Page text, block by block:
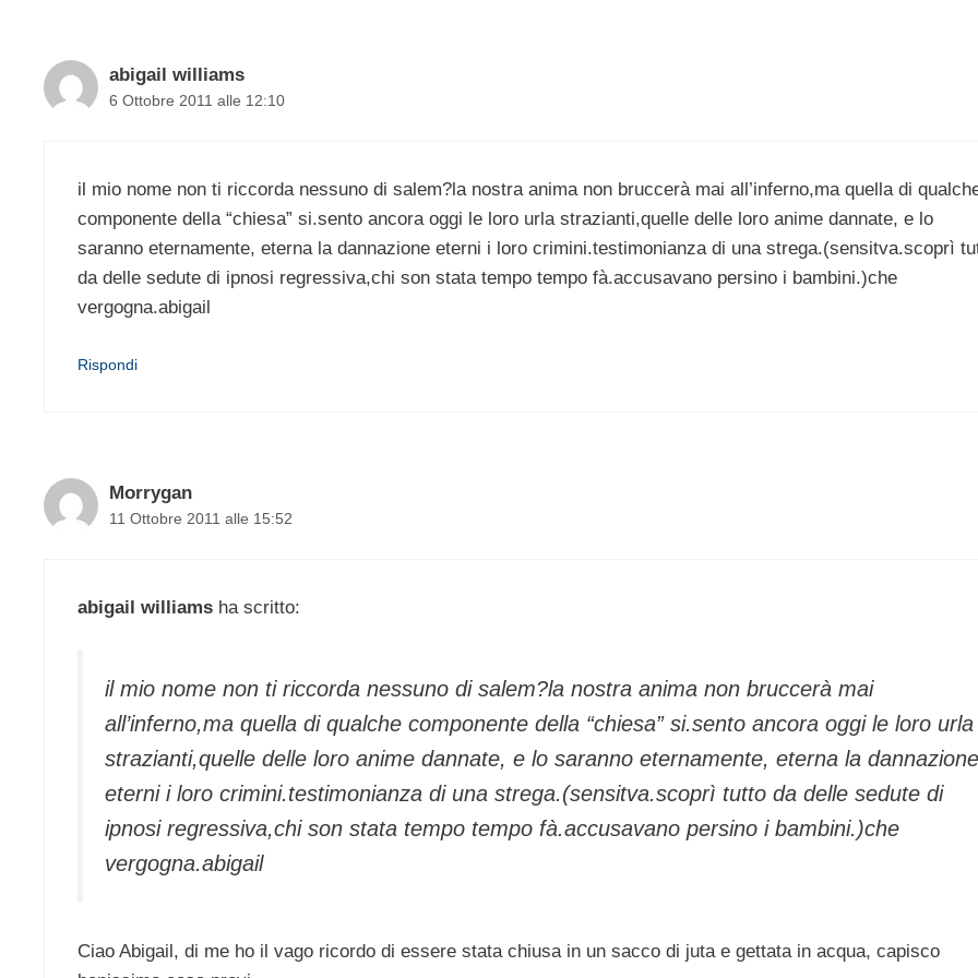
abigail williams
6 Ottobre 2011 alle 12:10
il mio nome non ti riccorda nessuno di salem?la nostra anima non bruccerà mai all’inferno,ma quella di
componente della “chiesa” si.sento ancora oggi le loro urla strazianti,quelle delle loro anime dannate, e lo
saranno eternamente, eterna la dannazione eterni i loro crimini.testimonianza di una strega.(sensitva.scoprì
da delle sedute di ipnosi regressiva,chi son stata tempo tempo fà.accusavano persino i bambini.)che
vergogna.abigail
Rispondi
Morrygan
11 Ottobre 2011 alle 15:52
abigail williams ha scritto:
il mio nome non ti riccorda nessuno di salem?la nostra anima non bruccerà mai
all’inferno,ma quella di qualche componente della “chiesa” si.sento ancora oggi le loro urla
strazianti,quelle delle loro anime dannate, e lo saranno eternamente, eterna la dannazione
eterni i loro crimini.testimonianza di una strega.(sensitva.scoprì tutto da delle sedute di
ipnosi regressiva,chi son stata tempo tempo fà.accusavano persino i bambini.)che
vergogna.abigail
Ciao Abigail, di me ho il vago ricordo di essere stata chiusa in un sacco di juta e gettata in acqua, capisco